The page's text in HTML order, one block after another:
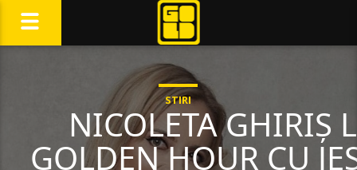
STIRI
NICOLETA GHIRIȘ
GOLDEN HOUR CU